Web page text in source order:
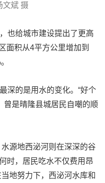
文斌 摄
也给城市建设提出了更高
面积从4平方公里增加到
深的是用水的变化。“好个
曾是晴隆县城居民自嘲的顺
源地西泌河则在深深的谷
时，居民吃水不仅费用昂
地努力下，西泌河水库和